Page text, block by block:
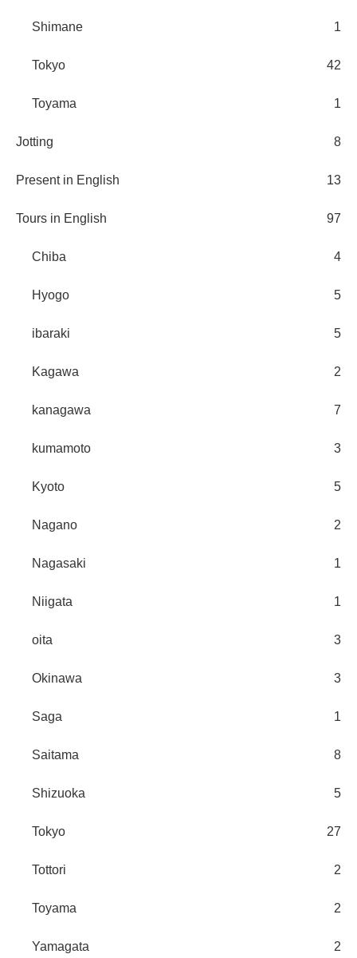
Shimane 1
Tokyo 42
Toyama 1
Jotting 8
Present in English 13
Tours in English 97
Chiba 4
Hyogo 5
ibaraki 5
Kagawa 2
kanagawa 7
kumamoto 3
Kyoto 5
Nagano 2
Nagasaki 1
Niigata 1
oita 3
Okinawa 3
Saga 1
Saitama 8
Shizuoka 5
Tokyo 27
Tottori 2
Toyama 2
Yamagata 2